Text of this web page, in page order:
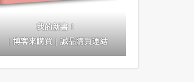
我的新書！
｜博客來購買｜誠品購買連結